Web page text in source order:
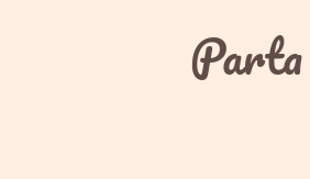
Parta